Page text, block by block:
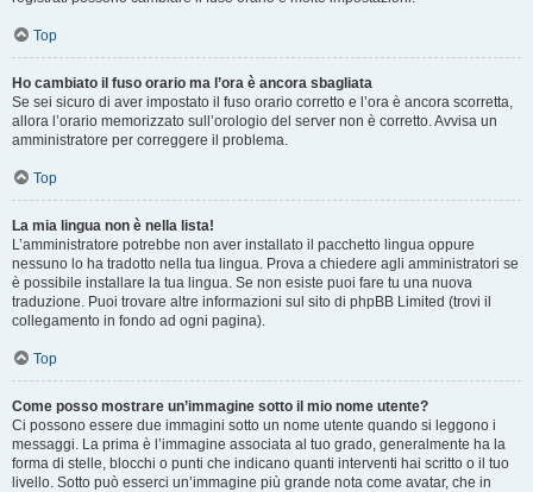
Top
Ho cambiato il fuso orario ma l’ora è ancora sbagliata
Se sei sicuro di aver impostato il fuso orario corretto e l’ora è ancora scorretta,
allora l’orario memorizzato sull’orologio del server non è corretto. Avvisa un
amministratore per correggere il problema.
Top
La mia lingua non è nella lista!
L’amministratore potrebbe non aver installato il pacchetto lingua oppure
nessuno lo ha tradotto nella tua lingua. Prova a chiedere agli amministratori se
è possibile installare la tua lingua. Se non esiste puoi fare tu una nuova
traduzione. Puoi trovare altre informazioni sul sito di phpBB Limited (trovi il
collegamento in fondo ad ogni pagina).
Top
Come posso mostrare un’immagine sotto il mio nome utente?
Ci possono essere due immagini sotto un nome utente quando si leggono i
messaggi. La prima è l’immagine associata al tuo grado, generalmente ha la
forma di stelle, blocchi o punti che indicano quanti interventi hai scritto o il tuo
livello. Sotto può esserci un’immagine più grande nota come avatar, che in